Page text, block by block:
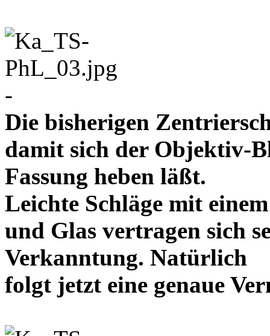
-
Die bisherigen
damit sich der Objektiv-
Fassung heben läßt.
Leichte Schläge mit
und Glas vertragen sich
Verkanntung. Natürlich
folgt jetzt eine genaue